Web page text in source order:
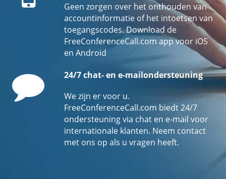
Geen zorgen over het onthouden van
accountinformatie of het intoetsen van
toegangscodes. Download de
FreeConferenceCall.com app voor iOS
en Android
Comment
24/7 chat- en e-mailondersteuning
We zijn er voor u.
FreeConferenceCall.com biedt 24/7
ondersteuning via chat en e-mail voor
internationale klanten. Neem contact
met ons op als u vragen heeft.